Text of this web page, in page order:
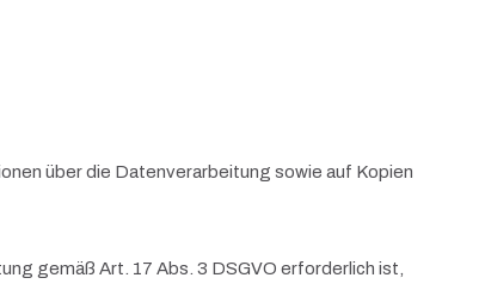
über die Datenverarbeitung sowie auf Kopien
gemäß Art. 17 Abs. 3 DSGVO erforderlich ist,